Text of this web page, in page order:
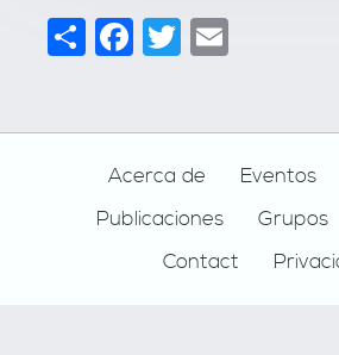
ShareFacebook
Twitter
Acerca de Eventos
Publicaciones
Grupos
Contact